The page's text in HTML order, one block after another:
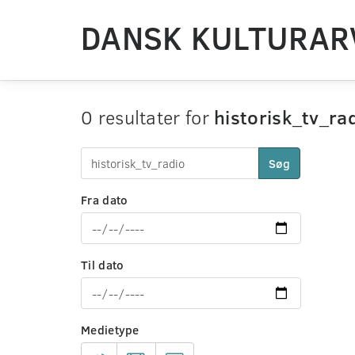
DANSK
0 resultater for
Søg
Fra dato
Til dato
Medietype